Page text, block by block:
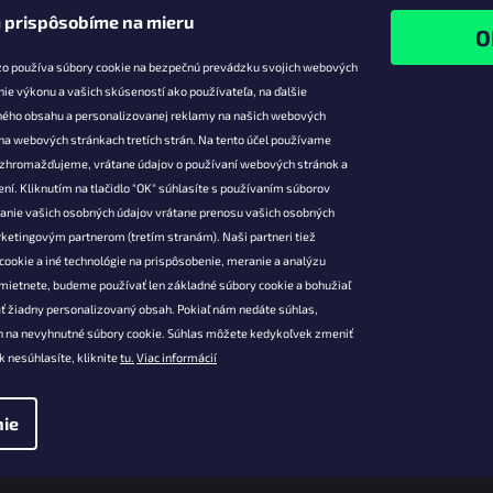
prispôsobíme na mieru
používa súbory cookie na bezpečnú prevádzku svojich webových
výkonu a vašich skúseností ako používateľa, na ďalšie
obsahu a personalizovanej reklamy na našich webových
webových stránkach tretích strán. Na tento účel používame
vrátane údajov o používaní webových stránok a
Kliknutím na tlačidlo "OK" súhlasíte s používaním súborov
vašich osobných údajov vrátane prenosu vašich osobných
partnerom (tretím stranám). Naši partneri tiež
a iné technológie na prispôsobenie, meranie a analýzu
budeme používať len základné súbory cookie a bohužiaľ
žiadny personalizovaný obsah. Pokiaľ nám nedáte súhlas,
na nevyhnutné súbory cookie. Súhlas môžete kedykoľvek zmeniť
nesúhlasíte, kliknitetu. Viac informácií
pre vás
a
produktov
ochrany
Facebook